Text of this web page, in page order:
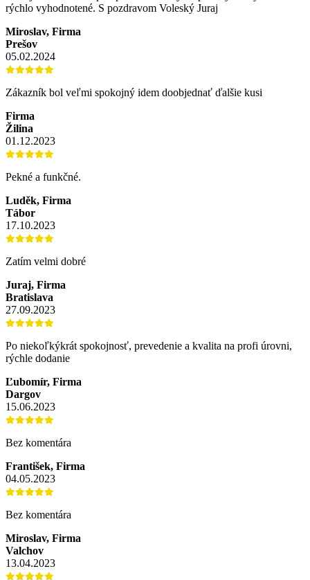
rýchlo vyhodnotené. S pozdravom Voleský Juraj
Miroslav, Firma
Prešov
05.02.2024
Zákazník bol veľmi spokojný idem doobjednať ďalšie kusi
Firma
Žilina
01.12.2023
Pekné a funkčné.
Luděk, Firma
Tábor
17.10.2023
Zatím velmi dobré
Juraj, Firma
Bratislava
27.09.2023
Po niekoľkýkrát spokojnosť, prevedenie a kvalita na profi úrovni,
rýchle dodanie
Ľubomír, Firma
Dargov
15.06.2023
Bez komentára
František, Firma
04.05.2023
Bez komentára
Miroslav, Firma
Valchov
13.04.2023